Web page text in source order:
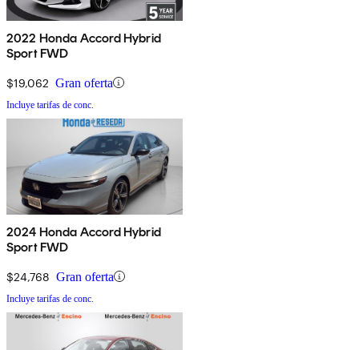
2022 Honda Accord Hybrid
Sport FWD
$19,062 Gran oferta
Incluye tarifas de conc.
2024 Honda Accord Hybrid
Sport FWD
$24,768 Gran oferta
Incluye tarifas de conc.